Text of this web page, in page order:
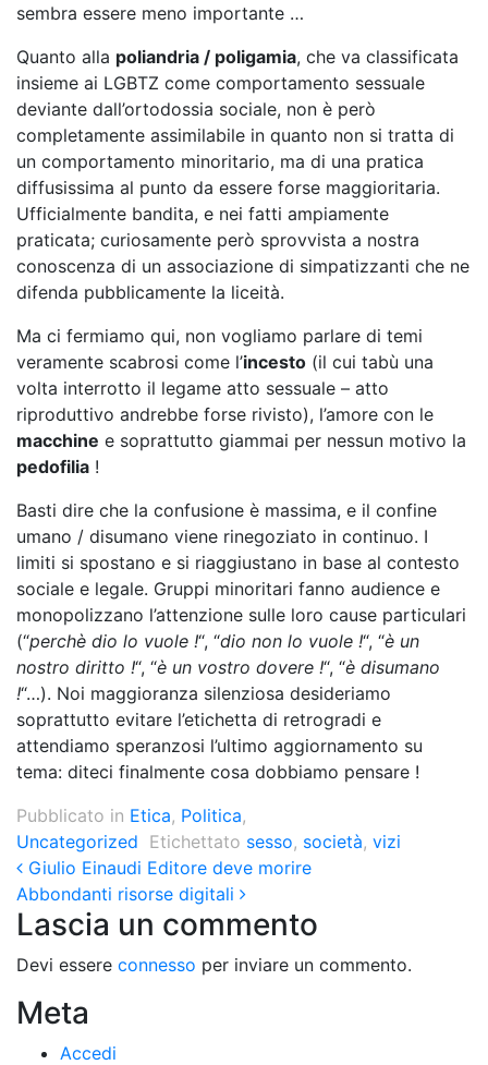
sembra essere meno importante …
Quanto alla poliandria / poligamia, che va classificata
insieme ai LGBTZ come comportamento sessuale
deviante dall’ortodossia sociale, non è però
completamente assimilabile in quanto non si tratta di
un comportamento minoritario, ma di una pratica
diffusissima al punto da essere forse maggioritaria.
Ufficialmente bandita, e nei fatti ampiamente
praticata; curiosamente però sprovvista a nostra
conoscenza di un associazione di simpatizzanti che ne
difenda pubblicamente la liceità.
Ma ci fermiamo qui, non vogliamo parlare di temi
veramente scabrosi come l’incesto (il cui tabù una
volta interrotto il legame atto sessuale – atto
riproduttivo andrebbe forse rivisto), l’amore con le
macchine e soprattutto giammai per nessun motivo la
pedofilia !
Basti dire che la confusione è massima, e il confine
umano / disumano viene rinegoziato in continuo. I
limiti si spostano e si riaggiustano in base al contesto
sociale e legale. Gruppi minoritari fanno audience e
monopolizzano l’attenzione sulle loro cause particulari
(“perchè dio lo vuole !“, “dio non lo vuole !“, “è un
nostro diritto !“, “è un vostro dovere !“, “è disumano
!“…). Noi maggioranza silenziosa desideriamo
soprattutto evitare l’etichetta di retrogradi e
attendiamo speranzosi l’ultimo aggiornamento su
tema: diteci finalmente cosa dobbiamo pensare !
Pubblicato in Etica, Politica,
Uncategorized Etichettato sesso, società, vizi
Post navigation
Giulio Einaudi Editore deve morire
Abbondanti risorse digitali
Lascia un commento
Devi essere connesso per inviare un commento.
Meta
Accedi